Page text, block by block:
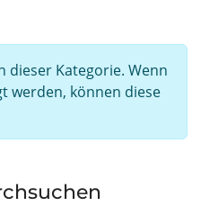
dieser Kategorie. Wenn
werden, können diese